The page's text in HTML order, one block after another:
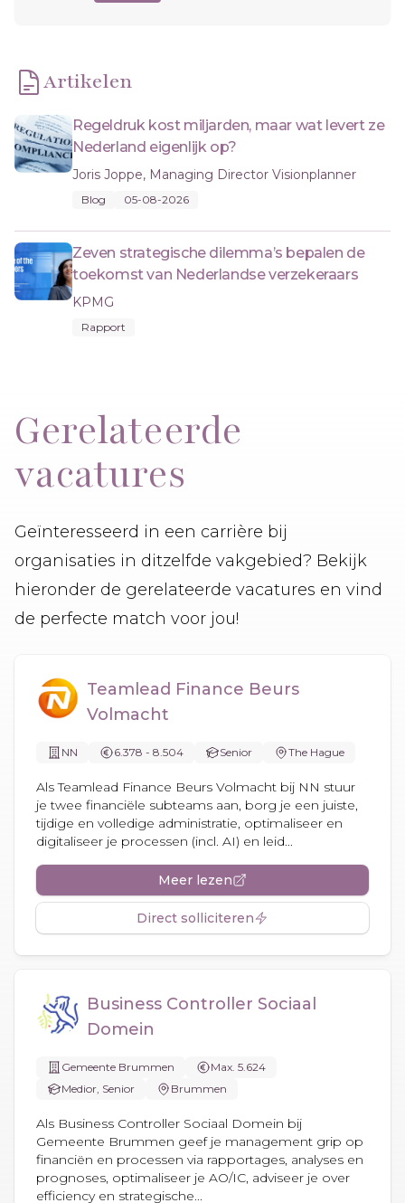
Artikelen
Regeldruk kost miljarden, maar wat levert ze
Nederland eigenlijk op?
Joris Joppe, Managing Director Visionplanner
Blog 05-08-2026
Zeven strategische dilemma’s bepalen de
toekomst van Nederlandse verzekeraars
KPMG
Rapport
Gerelateerde
vacatures
Geïnteresseerd in een carrière bij
organisaties in ditzelfde vakgebied? Bekijk
hieronder de gerelateerde vacatures en vind
de perfecte match voor jou!
Teamlead Finance Beurs
Volmacht
NN 6.378 - 8.504 Senior The Hague
Als Teamlead Finance Beurs Volmacht bij NN stuur
je twee financiële subteams aan, borg je een juiste,
tijdige en volledige administratie, optimaliseer en
digitaliseer je processen (incl. AI) en leid...
Meer lezen
Direct solliciteren
Business Controller Sociaal
Domein
Gemeente Brummen
Max. 5.624
Medior, Senior
Brummen
Als Business Controller Sociaal Domein bij
Gemeente Brummen geef je management grip op
financiën en processen via rapportages, analyses en
prognoses, optimaliseer je AO/IC, adviseer je over
efficiency en strategische...